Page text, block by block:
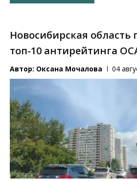
Новосибирская область
топ-10 антирейтинга
Автор: Оксана Мочалова 04